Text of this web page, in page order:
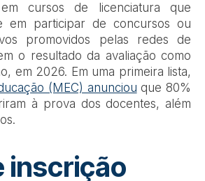
cursos de licenciatura que
em participar de concursos ou
promovidos pelas redes de
o resultado da avaliação como
em 2026. Em uma primeira lista,
(MEC) anunciou que 80%
à prova dos docentes, além
inscrição